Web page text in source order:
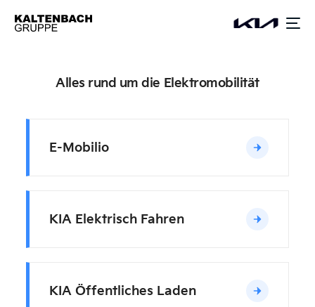
springen
Alles rund um die Elektromobilität
E-Mobilio
KIA Elektrisch Fahren
KIA Öffentliches Laden